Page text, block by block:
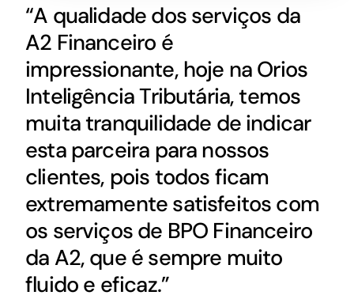
“A qualidade dos serviços da
A2 Financeiro é
impressionante, hoje na Orios
Inteligência Tributária, temos
muita tranquilidade de indicar
esta parceira para nossos
clientes, pois todos ficam
extremamente satisfeitos com
os serviços de BPO Financeiro
da A2, que é sempre muito
fluido e eficaz.”